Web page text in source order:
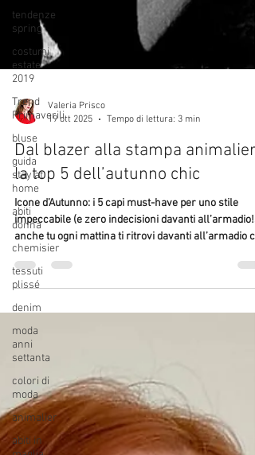
tendenze
spring
costumi
estate
2019
Trend
Primaverili
bluse
guida
stay at
home
abiti
donna
chemisier
tessuti
plissé
denim
moda
anni
settanta
colori di
moda
animalier
abiti in
Valeria Prisco
19 ott 2025
Tempo di lettura: 3 min
Dal blazer alla stampa animalier:
la top 5 dell’autunno chic
Icone d’Autunno: i 5 capi must-have per uno stile
impeccabile (e zero indecisioni davanti
anche tu ogni mattina ti ritrovi davanti all’armadio
la classica domanda “e oggi cosa mi metto?”, sappi
capi chiave per creare una valanga di look versatili,
sofisticati e super attuali. Pronta a scoprire quali